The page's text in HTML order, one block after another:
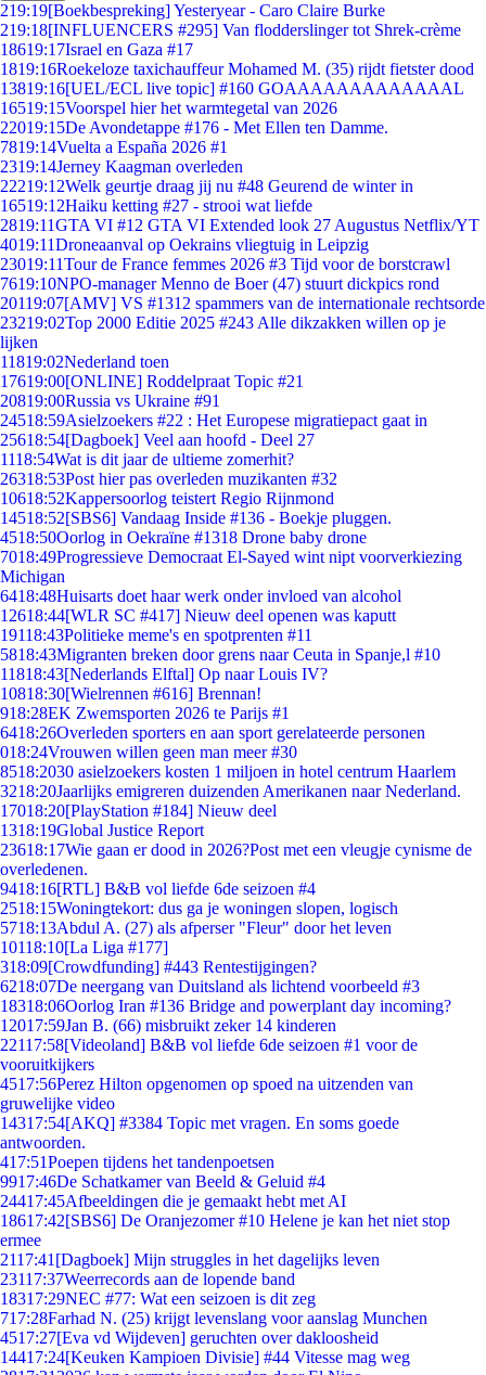
219:19[Boekbespreking] Yesteryear - Caro Claire Burke
219:18[INFLUENCERS #295] Van flodderslinger tot Shrek-crème
18619:17Israel en Gaza #17
1819:16Roekeloze taxichauffeur Mohamed M. (35) rijdt fietster dood
13819:16[UEL/ECL live topic] #160 GOAAAAAAAAAAAAAL
16519:15Voorspel hier het warmtegetal van 2026
22019:15De Avondetappe #176 - Met Ellen ten Damme.
7819:14Vuelta a España 2026 #1
2319:14Jerney Kaagman overleden
22219:12Welk geurtje draag jij nu #48 Geurend de winter in
16519:12Haiku ketting #27 - strooi wat liefde
2819:11GTA VI #12 GTA VI Extended look 27 Augustus Netflix/YT
4019:11Droneaanval op Oekrains vliegtuig in Leipzig
23019:11Tour de France femmes 2026 #3 Tijd voor de borstcrawl
7619:10NPO-manager Menno de Boer (47) stuurt dickpics rond
20119:07[AMV] VS #1312 spammers van de internationale rechtsorde
23219:02Top 2000 Editie 2025 #243 Alle dikzakken willen op je
lijken
11819:02Nederland toen
17619:00[ONLINE] Roddelpraat Topic #21
20819:00Russia vs Ukraine #91
24518:59Asielzoekers #22 : Het Europese migratiepact gaat in
25618:54[Dagboek] Veel aan hoofd - Deel 27
1118:54Wat is dit jaar de ultieme zomerhit?
26318:53Post hier pas overleden muzikanten #32
10618:52Kappersoorlog teistert Regio Rijnmond
14518:52[SBS6] Vandaag Inside #136 - Boekje pluggen.
4518:50Oorlog in Oekraïne #1318 Drone baby drone
7018:49Progressieve Democraat El-Sayed wint nipt voorverkiezing
Michigan
6418:48Huisarts doet haar werk onder invloed van alcohol
12618:44[WLR SC #417] Nieuw deel openen was kaputt
19118:43Politieke meme's en spotprenten #11
5818:43Migranten breken door grens naar Ceuta in Spanje,l #10
11818:43[Nederlands Elftal] Op naar Louis IV?
10818:30[Wielrennen #616] Brennan!
918:28EK Zwemsporten 2026 te Parijs #1
6418:26Overleden sporters en aan sport gerelateerde personen
018:24Vrouwen willen geen man meer #30
8518:2030 asielzoekers kosten 1 miljoen in hotel centrum Haarlem
3218:20Jaarlijks emigreren duizenden Amerikanen naar Nederland.
17018:20[PlayStation #184] Nieuw deel
1318:19Global Justice Report
23618:17Wie gaan er dood in 2026?Post met een vleugje cynisme de
overledenen.
9418:16[RTL] B&B vol liefde 6de seizoen #4
2518:15Woningtekort: dus ga je woningen slopen, logisch
5718:13Abdul A. (27) als afperser "Fleur" door het leven
10118:10[La Liga #177]
318:09[Crowdfunding] #443 Rentestijgingen?
6218:07De neergang van Duitsland als lichtend voorbeeld #3
18318:06Oorlog Iran #136 Bridge and powerplant day incoming?
12017:59Jan B. (66) misbruikt zeker 14 kinderen
22117:58[Videoland] B&B vol liefde 6de seizoen #1 voor de
vooruitkijkers
4517:56Perez Hilton opgenomen op spoed na uitzenden van
gruwelijke video
14317:54[AKQ] #3384 Topic met vragen. En soms goede
antwoorden.
417:51Poepen tijdens het tandenpoetsen
9917:46De Schatkamer van Beeld & Geluid #4
24417:45Afbeeldingen die je gemaakt hebt met AI
18617:42[SBS6] De Oranjezomer #10 Helene je kan het niet stop
ermee
2117:41 [Dagboek] Mijn struggles in het dagelijks leven
23117:37Weerrecords aan de lopende band
18317:29NEC #77: Wat een seizoen is dit zeg
717:28Farhad N. (25) krijgt levenslang voor aanslag Munchen
4517:27[Eva vd Wijdeven] geruchten over dakloosheid
14417:24[Keuken Kampioen Divisie] #44 Vitesse mag weg